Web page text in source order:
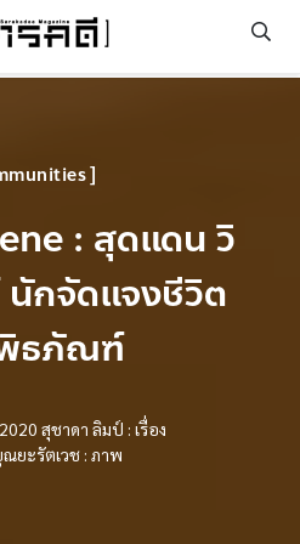
: สุดแดน วิ
กจัดแจงชีวิต
ธภัณฑ์
สุชาดา ลิมป์ : เรื่อง
ยะรัตเวช : ภาพ